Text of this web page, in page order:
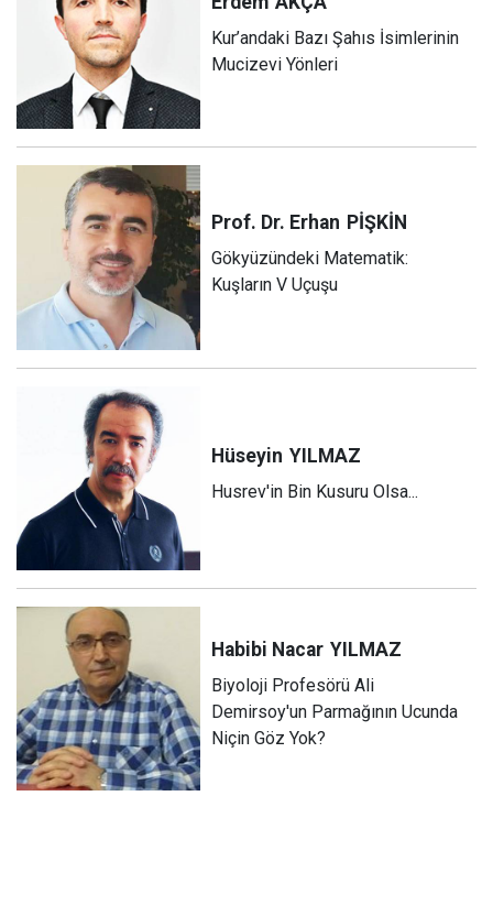
Kur’andaki Bazı Şahıs İsimlerinin
Mucizevi Yönleri
Prof. Dr. Erhan PİŞKİN
Gökyüzündeki Matematik:
Kuşların V Uçuşu
Hüseyin YILMAZ
Husrev'in Bin Kusuru Olsa...
Habibi Nacar YILMAZ
Biyoloji Profesörü Ali
Demirsoy'un Parmağının Ucunda
Niçin Göz Yok?